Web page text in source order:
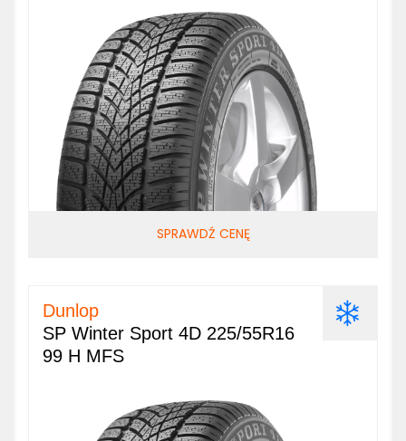
SPRAWDŹ CENĘ
Dunlop
SP Winter Sport 4D 225/55R16
99 H MFS